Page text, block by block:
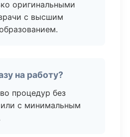
оригинальными
с высшим
на работу?
процедур без
с минимальным